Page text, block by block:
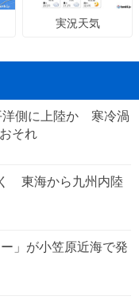
実況天気
洋側に上陸か 寒冷渦
それ
東海から九州内陸
」が小笠原近海で発